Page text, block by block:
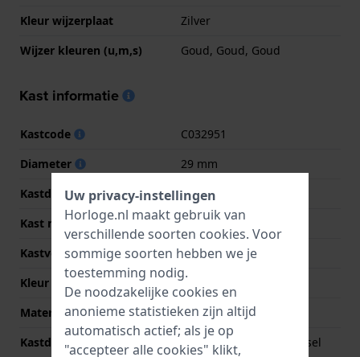
Kleur wijzerplaat
Zilver
Wijzer kleuren (u,m,s)
Goud, Goud, Goud
Kast informatie
Kastcode
C032951
Diameter
29 mm
Kastdikte
9.5 mm
Kast materiaal
Roestvrij staal
Kastvorm
Rond
Kleur kast
Bicolor
Materiaal kastdeksel
Roestvrij staal
Kastdeksel
Geschroefde achterdeksel
Uw privacy-instellingen
Horloge.nl maakt gebruik van
verschillende soorten cookies. Voor
sommige soorten hebben we je
toestemming nodig.
De noodzakelijke cookies en
anonieme statistieken zijn altijd
automatisch actief; als je op
"accepteer alle cookies" klikt,